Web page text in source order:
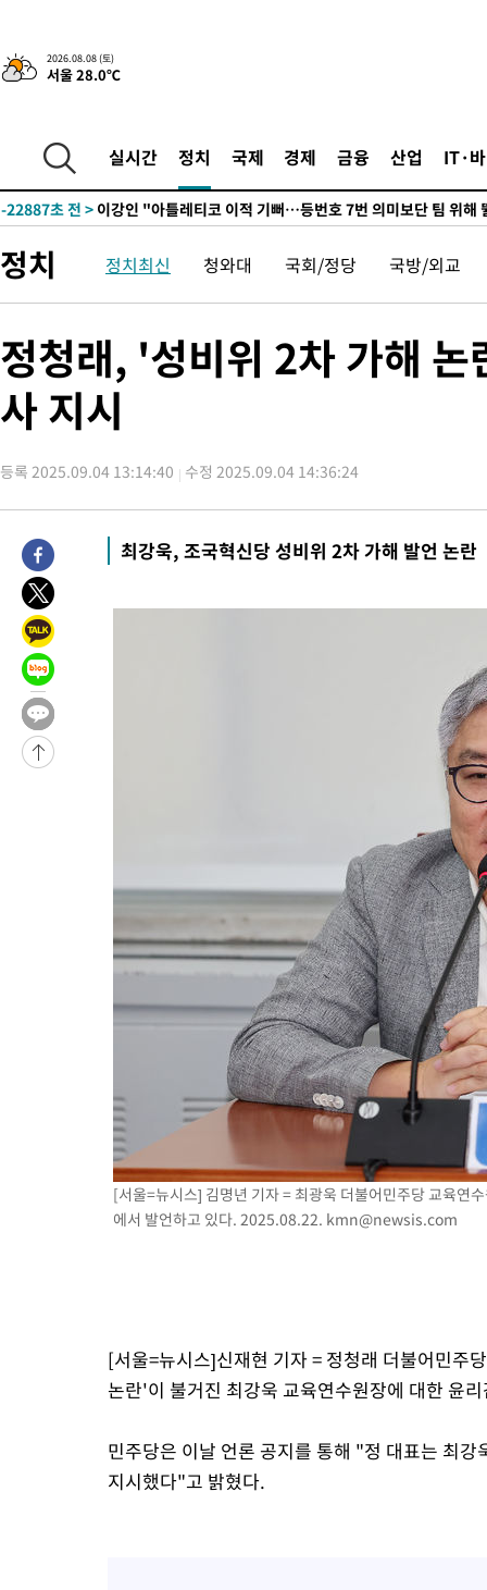
2026.08.08 (토)
서울 28.0℃
실시간 정치 국제 경제 금융 산업 IT·
7시간 전 >[속보]뉴욕증시 상승 마감…S&P 0.6% 나스닥 1.3%↑
한민수·김용 순
-24071초 전 >
[속보]김민석, 與 전대 당원투표 누적 득표율 45.42%로 1위…
청래 44.56%
-23353초 전 >
42.08%·宋 10.17%
-22887초 전 > 이강인 "아틀레티코 이적 기뻐…등번호 7번 의미보단 팀 위해
-16596초 전 >
낮 최고 35도 '무더위'…동해안 시간당 30㎜ '강한 비'[내일날
-15866초 전 >[속보]이강인 "감독님이 원하는 마음 느꼈고, 많은 트로피 원해
-14617초 전 >온열질환 사망자 3명 늘어…누적 환자 3000명 돌파
-8562초 전 >
강릉에 시간당 81.4㎜ 물폭탄…도로 잠기고 담벼락 붕괴
-4669초 전 > 백운산서 80년근 천종산삼 9뿌리 발견…감정가 1.3억원
1분 전 >남자 농구, 나고야 아시안게임서 '홈팀' 일본과 한일전
11분 전 >여수 오동도 해상서 모터보트 전복…1명 사망·1명 실종
1시간 전 >
극한폭염 한풀 꺾이지만…'낮 최고 35도' 무더위, 열대야 계속[다
날씨]
2시간 전 >
2시간 전 >
[속보]'압수수색·성접대 논란' 축구협회 "실망과 걱정 안겨드려
5시간 전 >
7시간 전 >
-24118초 전 >
[속보]與최고위원 제주·인천 순회경선…박선원·최민희·서미
한민수·김용 순
-24071초 전 >
[속보]김민석, 與 전대 당원투표 누적 득표율 45.42%로 1위…
청래 44.56%
-23353초 전 >
[속보]與 대표 경선 제주·인천 당원투표…金 47.75%·鄭
이강인 "아틀레티코 이적 기뻐…등번호 7번 의미보단 팀 위해
[속보]與 당대표 경선, 제주·인천 권리당원 투표 김민석 승리
낮 최고 35도 '무더위'…동해안 시간당 30㎜ '강한 비'[내일날
[속보]이강인 "감독님이 원하는 마음 느꼈고, 많은 트로피 원해
수도권 40도 육박 '펄펄'…동해안 일부 지역엔 호의주의보
온열질환 사망자 3명 늘어…누적 환자 3000명 돌파
강릉에 시간당 81.4㎜ 물폭탄…도로 잠기고 담벼락 붕괴
백운산서 80년근 천종산삼 9뿌리 발견…감정가 1.3억원
선재도서 해루질 나섰다 실종 60대, 닷새 만에 숨진 채 발견
남자 농구, 나고야 아시안게임서 '홈팀' 일본과 한일전
여수 오동도 해상서 모터보트 전복…1명 사망·1명 실종
극한폭염 한풀 꺾이지만…'낮 최고 35도' 무더위, 열대야 계속[다
축구협회 "압수수색·성접대 논란 사과…쇄신의 기회로 삼겠다"
[속보]'압수수색·성접대 논란' 축구협회 "실망과 걱정 안겨드려
'최고 37도' 폭염 지속…강원동해안 최대 150㎜ 비
정치 정치최신 청와대 국회/정당 국방/외교
정청래, '성비위 2차 가해
사 지시
등록 2025.09.04 13:14:40 수정 2025.09.04 14:36:24
최강욱, 조국혁신당 성비위 2차 가해 발언 논란
[서울=뉴시스] 김명년 기자 = 최광욱 더불어민주당 교육연
에서 발언하고 있다. 2025.08.22. kmn@newsis.com
[서울=뉴시스]신재현 기자 = 정청래 더불어민주
논란'이 불거진 최강욱 교육연수원장에 대한 윤
민주당은 이날 언론 공지를 통해 "정 대표는 최
지시했다"고 밝혔다.